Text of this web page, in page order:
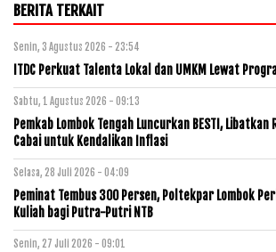
BERITA TERKAIT
Senin, 3 Agustus 2026 - 23:54
ITDC Perkuat Talenta Lokal dan UMKM Lewat
Sabtu, 1 Agustus 2026 - 09:13
Pemkab Lombok Tengah Luncurkan BESTI, Libatkan
Cabai untuk Kendalikan Inflasi
Selasa, 28 Juli 2026 - 04:09
Peminat Tembus 300 Persen, Poltekpar Lombok
Kuliah bagi Putra-Putri NTB
Senin, 27 Juli 2026 - 09:01